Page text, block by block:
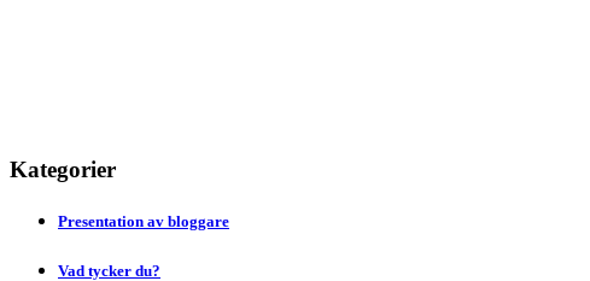
Kategorier
Presentation av bloggare
Vad tycker du?